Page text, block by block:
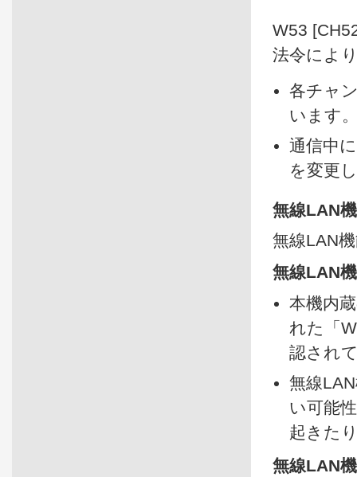
W53
法令によ
各チャ
います
通信中
を変更
無線LAN
無線LAN
無線LAN
本機内
れた「
認され
無線
い可能
起きた
無線LAN